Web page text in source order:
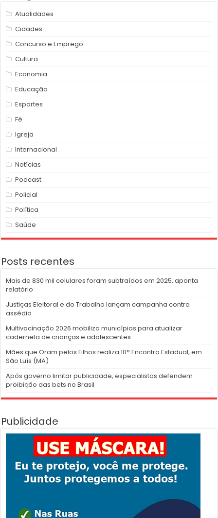
Atualidades
Cidades
Concurso e Emprego
Cultura
Economia
Educação
Esportes
Fé
Igreja
Internacional
Notícias
Podcast
Policial
Política
Saúde
Posts recentes
Mais de 830 mil celulares foram subtraídos em 2025, aponta
relatório
Justiças Eleitoral e do Trabalho lançam campanha contra
assédio
Multivacinação 2026 mobiliza municípios para atualizar
caderneta de crianças e adolescentes
Mães que Oram pelos Filhos realiza 10° Encontro Estadual, em
São Luís (MA)
Após governo limitar publicidade, especialistas defendem
proibição das bets no Brasil
Publicidade